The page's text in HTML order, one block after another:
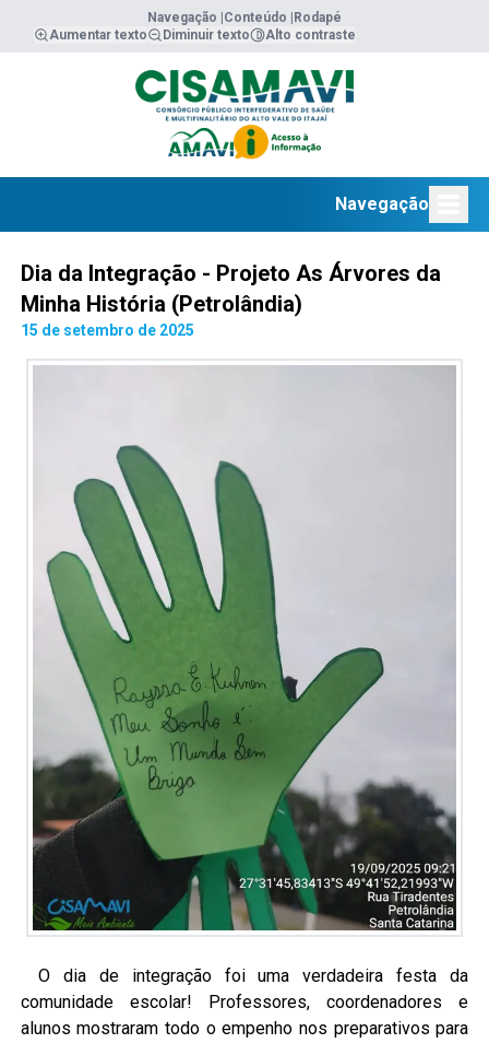
Navegação | Conteúdo |
Rodapé
Aumentar texto
Diminuir texto Alto contraste
Navegação
Dia da Integração - Projeto As Árvores da
Minha História (Petrolândia)
15 de setembro de 2025
O dia de integração foi uma verdadeira festa da
comunidade escolar! Professores, coordenadores e
alunos mostraram todo o empenho nos preparativos para